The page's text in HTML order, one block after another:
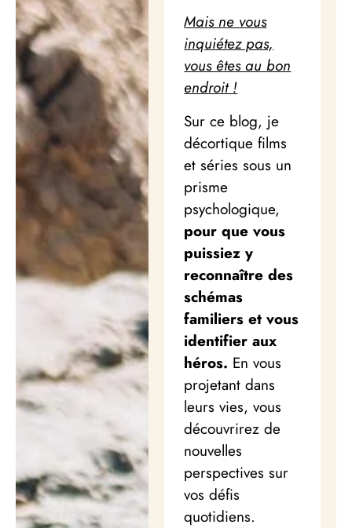
Mais ne vous
inquiétez pas,
vous êtes au bon
endroit !
Sur ce blog, je
décortique films
et séries sous un
prisme
psychologique,
pour que vous
puissiez y
reconnaître des
schémas
familiers et vous
identifier aux
héros. En vous
projetant dans
leurs vies, vous
découvrirez de
nouvelles
perspectives sur
vos défis
quotidiens.